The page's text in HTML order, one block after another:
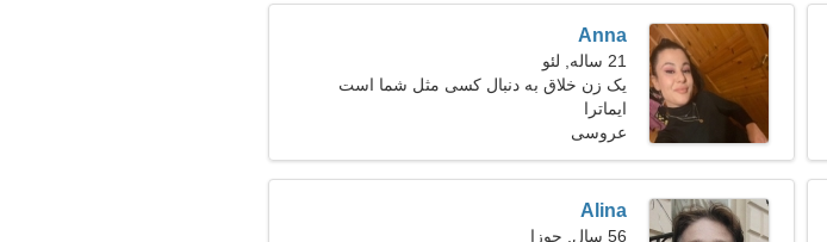
Anna
21 ساله, لئو
یک زن خلاق به دنبال کسی مثل شما است
ایماترا
عروسی
Alina
56 سال, جوزا